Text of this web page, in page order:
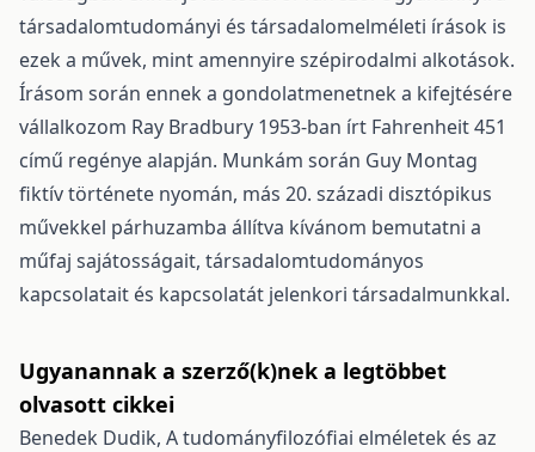
társadalomtudományi és társadalomelméleti írások is
ezek a művek, mint amennyire szépirodalmi alkotások.
Írásom során ennek a gondolatmenetnek a kifejtésére
vállalkozom Ray Bradbury 1953-ban írt Fahrenheit 451
című regénye alapján. Munkám során Guy Montag
fiktív története nyomán, más 20. századi disztópikus
művekkel párhuzamba állítva kívánom bemutatni a
műfaj sajátosságait, társadalomtudományos
kapcsolatait és kapcsolatát jelenkori társadalmunkkal.
Ugyanannak a szerző(k)nek a legtöbbet
olvasott cikkei
Benedek Dudik, A tudományfilozófiai elméletek és az